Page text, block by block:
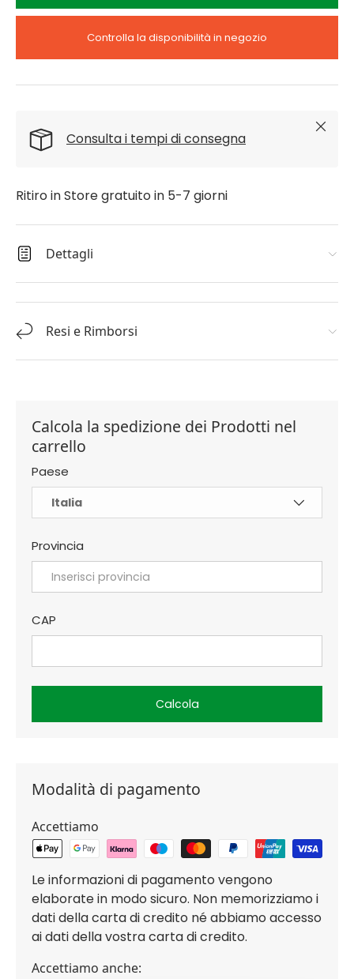
Controlla la disponibilità in negozio
Consulta i tempi di consegna
Chiudi
Ritiro in Store gratuito in 5-7 giorni
Dettagli
Resi e Rimborsi
Calcola la spedizione dei Prodotti nel
carrello
Paese
Provincia
CAP
Calcola
Modalità di pagamento
Accettiamo
Le informazioni di pagamento vengono
elaborate in modo sicuro. Non memorizziamo i
dati della carta di credito né abbiamo accesso
ai dati della vostra carta di credito.
Accettiamo anche: